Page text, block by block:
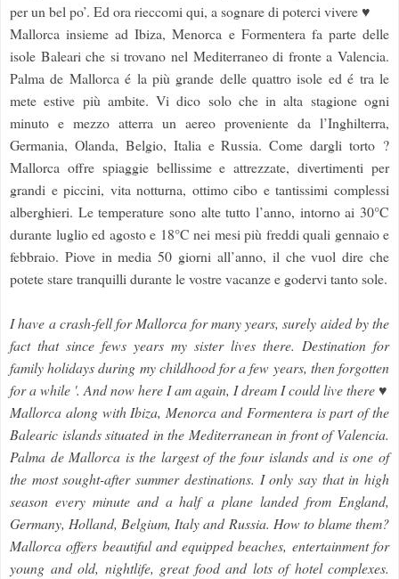
per un bel po’. Ed ora rieccomi qui, a sognare di poterci vivere ♥
Mallorca insieme ad Ibiza, Menorca e Formentera fa parte delle
isole Baleari che si trovano nel Mediterraneo di fronte a Valencia.
Palma de Mallorca é la più grande delle quattro isole ed é tra le
mete estive più ambite. Vi dico solo che in alta stagione ogni
minuto e mezzo atterra un aereo proveniente da l’Inghilterra,
Germania, Olanda, Belgio, Italia e Russia. Come dargli torto ?
Mallorca offre spiaggie bellissime e attrezzate, divertimenti per
grandi e piccini, vita notturna, ottimo cibo e tantissimi complessi
alberghieri. Le temperature sono alte tutto l’anno, intorno ai 30°C
durante luglio ed agosto e 18°C nei mesi più freddi quali gennaio e
febbraio. Piove in media 50 giorni all’anno, il che vuol dire che
potete stare tranquilli durante le vostre vacanze e godervi tanto sole.
I have a crash-fell for Mallorca for many years, surely aided by the
fact that since fews years my sister lives there. Destination for
family holidays during my childhood for a few years, then forgotten
for a while '. And now here I am again, I dream I could live there ♥
Mallorca along with Ibiza, Menorca and Formentera is part of the
Balearic islands situated in the Mediterranean in front of Valencia.
Palma de Mallorca is the largest of the four islands and is one of
the most sought-after summer destinations. I only say that in high
season every minute and a half a plane landed from England,
Germany, Holland, Belgium, Italy and Russia. How to blame them?
Mallorca offers beautiful and equipped beaches, entertainment for
young and old, nightlife, great food and lots of hotel complexes.